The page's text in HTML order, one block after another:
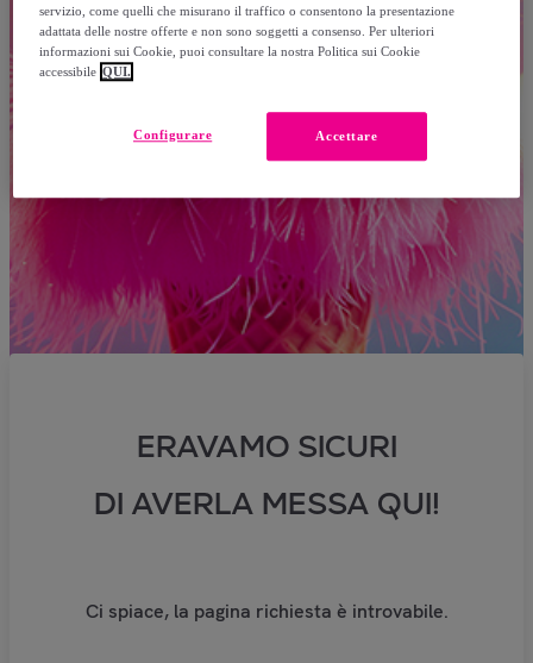
ERAVAMO SICURI
DI AVERLA MESSA QUI!
Ci spiace, la pagina richiesta è introvabile.
servizio, come quelli che misurano il traffico o consentono la presentazione
adattata delle nostre offerte e non sono soggetti a consenso. Per ulteriori
informazioni sui Cookie, puoi consultare la nostra Politica sui Cookie
accessibile QUI.
Accettare
Configurare